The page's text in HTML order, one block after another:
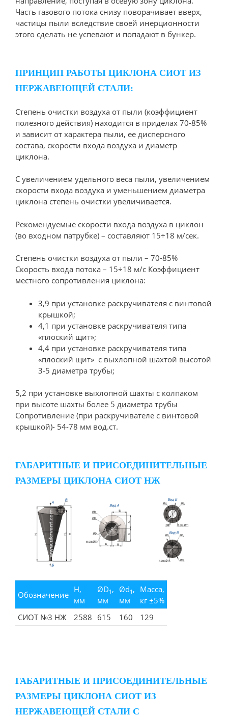
Часть газового потока снизу поворачивает вверх,
частицы пыли вследствие своей инерционности
этого сделать не успевают и попадают в бункер.
ПРИНЦИП РАБОТЫ ЦИКЛОНА СИОТ ИЗ
НЕРЖАВЕЮЩЕЙ СТАЛИ:
Степень очистки воздуха от пыли (коэффициент
полезного действия) находится в приделах 70-85%
и зависит от характера пыли, ее дисперсного
состава, скорости входа воздуха и диаметр
циклона.
С увеличением удельного веса пыли, увеличением
скорости входа воздуха и уменьшением диаметра
циклона степень очистки увеличивается.
Рекомендуемые скорости входа воздуха в циклон
(во входном патрубке) – составляют 15÷18 м/сек.
Степень очистки воздуха от пыли – 70-85%
Скорость входа потока – 15÷18 м/c Коэффициент
местного сопротивления циклона:
3,9 при установке раскручивателя с винтовой
крышкой;
4,1 при установке раскручивателя типа
«плоский щит»;
4,4 при установке раскручивателя типа
«плоский щит» с выхлопной шахтой высотой
3-5 диаметра трубы;
5,2 при установке выхлопной шахты с колпаком
при высоте шахты более 5 диаметра трубы
Сопротивление (при раскручивателе с винтовой
крышкой)- 54-78 мм вод.ст.
ГАБАРИТНЫЕ И ПРИСОЕДИНИТЕЛЬНЫЕ
РАЗМЕРЫ ЦИКЛОНА СИОТ НЖ
Обозначение
H,
мм
ØD1 ,
мм
Ød1 ,
мм
Масса,
кг ±5%
СИОТ №3 НЖ
2588 615 160 129
ГАБАРИТНЫЕ И ПРИСОЕДИНИТЕЛЬНЫЕ
РАЗМЕРЫ ЦИКЛОНА СИОТ ИЗ
НЕРЖАВЕЮЩЕЙ СТАЛИ С